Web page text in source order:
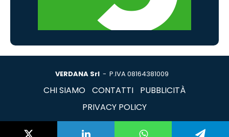
VERDANA Srl - P.IVA 08164381009
CHI SIAMO CONTATTI
PUBBLICITÀ
PRIVACY POLICY